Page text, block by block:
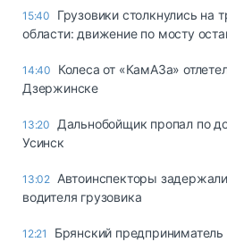
15:40
Грузовики столкнулись на
области: движение по мосту
14:40
Колеса от «КамАЗа»
Дзержинске
13:20
Дальнобойщик пропал по
Усинск
13:02 Автоинспекторы
водителя грузовика
12:21
Брянский